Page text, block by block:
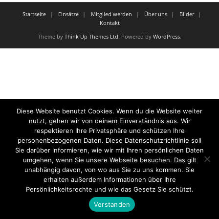
Startseite Einsätze Mitglied werden Über uns
Bilder
Kontakt
Theme by Think Up Themes Ltd. Powered by WordPress.
Diese Website benutzt Cookies. Wenn du die Website weiter
nutzt, gehen wir von deinem Einverständnis aus. Wir
respektieren Ihre Privatsphäre und schützen Ihre
personenbezogenen Daten. Diese Datenschutzrichtlinie soll
Sie darüber informieren, wie wir mit Ihren persönlichen Daten
umgehen, wenn Sie unsere Webseite besuchen. Das gilt
unabhängig davon, von wo aus Sie zu uns kommen. Sie
erhalten außerdem Informationen über Ihre
Persönlichkeitsrechte und wie das Gesetz Sie schützt.
Verstanden